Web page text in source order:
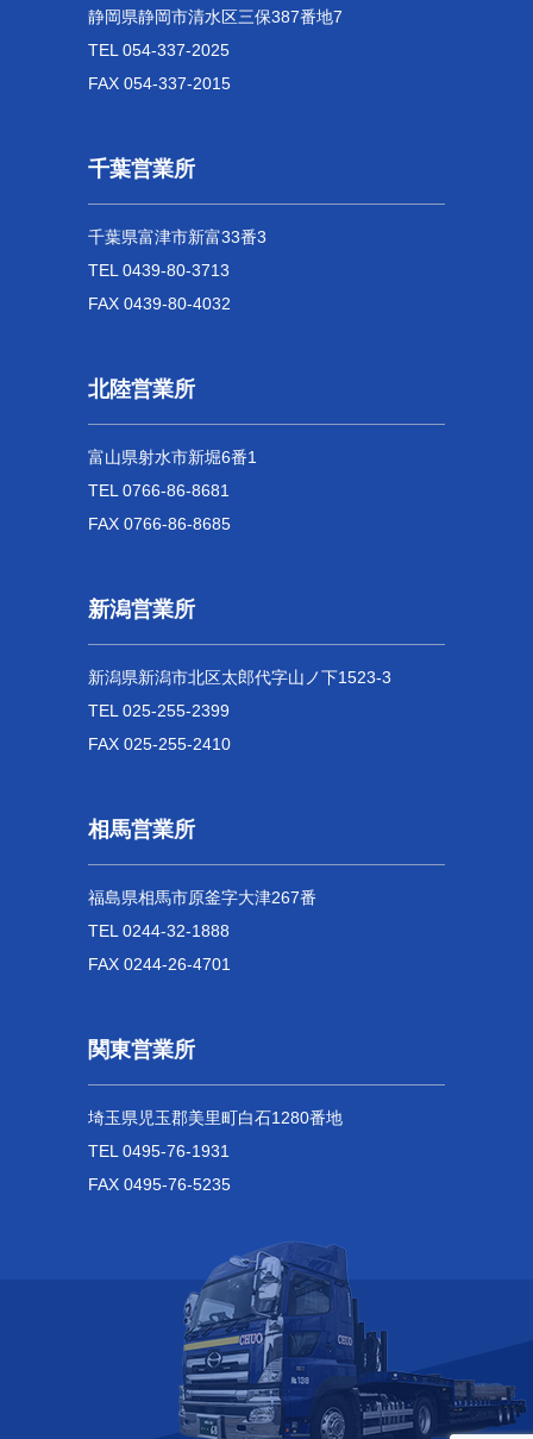
静岡県静岡市清水区三保387番地7
TEL 054-337-2025
FAX 054-337-2015
千葉営業所
千葉県富津市新富33番3
TEL 0439-80-3713
FAX 0439-80-4032
北陸営業所
富山県射水市新堀6番1
TEL 0766-86-8681
FAX 0766-86-8685
新潟営業所
新潟県新潟市北区太郎代字山ノ下1523-3
TEL 025-255-2399
FAX 025-255-2410
相馬営業所
福島県相馬市原釜字大津267番
TEL 0244-32-1888
FAX 0244-26-4701
関東営業所
埼玉県児玉郡美里町白石1280番地
TEL 0495-76-1931
FAX 0495-76-5235